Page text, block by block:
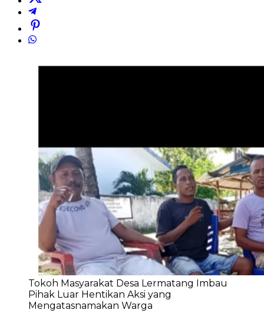
Tokoh Masyarakat Desa Lermatang Imbau
Pihak Luar Hentikan Aksi yang
Mengatasnamakan Warga